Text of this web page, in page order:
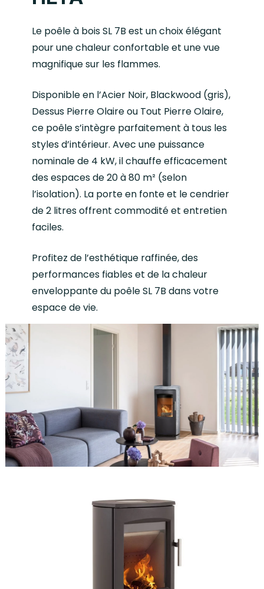
Le poêle à bois SL 7B est un choix élégant
pour une chaleur confortable et une vue
magnifique sur les flammes.
Disponible en l’Acier Noir, Blackwood (gris),
Dessus Pierre Olaire ou Tout Pierre Olaire,
ce poêle s’intègre parfaitement à tous les
styles d’intérieur. Avec une puissance
nominale de 4 kW, il chauffe efficacement
des espaces de 20 à 80 m² (selon
l’isolation). La porte en fonte et le cendrier
de 2 litres offrent commodité et entretien
faciles.
Profitez de l’esthétique raffinée, des
performances fiables et de la chaleur
enveloppante du poêle SL 7B dans votre
espace de vie.